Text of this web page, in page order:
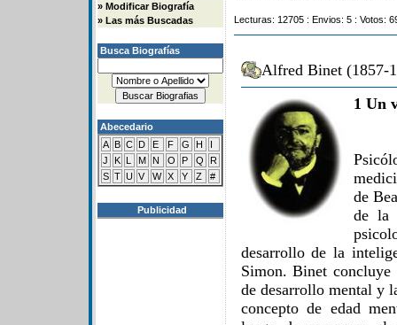
» Modificar Biografía
» Las más Buscadas
Busca Biografías
Abecedario
A B C D E F G H
I
J
K L M N O P Q
R
S T U V W X Y Z #
Publicidad
Lecturas: 12705 : Envios: 5 : Votos:
Alfred Binet (1857-
1 Un
de
de la
desarrollo de la
Simon. Binet concluye
de desarrollo mental y
concepto de edad